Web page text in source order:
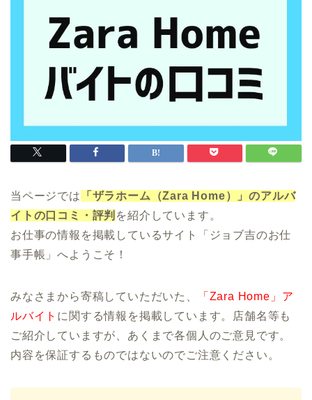
当ページでは
「ザラホーム（Zara Home）」のアルバ
イトの口コミ・評判 を紹介しています。
お仕事の情報を掲載しているサイト「ジョブ吉のお仕
事手帳」へようこそ！
みなさまから寄稿していただいた、
「Zara Home」ア
ルバイト に関する情報を掲載しています。店舗名等も
ご紹介していますが、あくまで各個人のご意見です。
内容を保証するものではないのでご注意ください。